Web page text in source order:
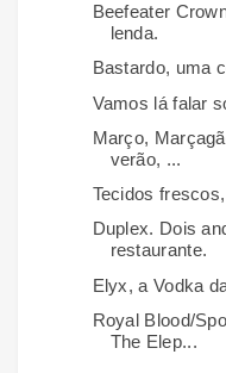
Beefeater
lenda.
Bastardo, uma
Vamos lá falar
Março,
verão, ...
Tecidos
Duplex. Dois
restaurante.
Elyx, a Vodka
Royal Blood/
The Elep...